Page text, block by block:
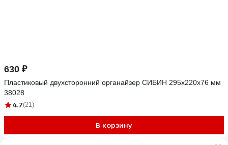
630 ₽
Пластиковый двухсторонний органайзер СИБИН 295x220x76 мм
38028
4.7(21)
В корзину